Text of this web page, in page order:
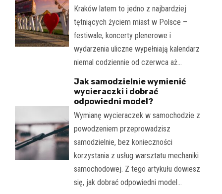
Kraków latem to jedno z najbardziej
tętniących życiem miast w Polsce –
festiwale, koncerty plenerowe i
wydarzenia uliczne wypełniają kalendarz
niemal codziennie od czerwca aż…
Jak samodzielnie wymienić
wycieraczki i dobrać
odpowiedni model?
Wymianę wycieraczek w samochodzie z
powodzeniem przeprowadzisz
samodzielnie, bez konieczności
korzystania z usług warsztatu mechaniki
samochodowej. Z tego artykułu dowiesz
się, jak dobrać odpowiedni model…